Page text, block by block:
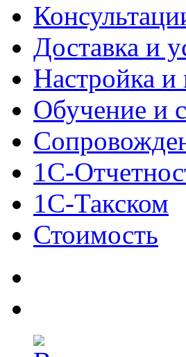
Доставка и
Настройка и
Обучение и
1С-
1С-Такском
Стоимость